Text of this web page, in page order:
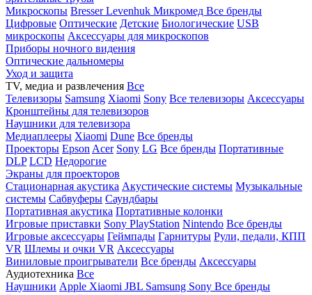
Микроскопы BresserLevenhuk Микромед Все бренды
Цифровые Оптические Детские Биологические USB
микроскопы Аксессуары для микроскопов
Приборы ночного видения
Оптические дальномеры
Уход и защита
TV, медиа и развлечения Все
Телевизоры Samsung Xiaomi Sony Все телевизоры Аксессуары
Кронштейны для телевизоров
Наушники для телевизора
Медиаплееры Xiaomi Dune Все бренды
Проекторы Epson Acer Sony LG Все бренды Портативные
DLP LCD Недорогие
Экраны для проекторов
Стационарная акустика Акустические системы Музыкальные
системы Сабвуферы Саундбары
Портативная акустика Портативные колонки
Игровые приставки Sony PlayStation Nintendo Все бренды
Игровые аксессуары Геймпады Гарнитуры Рули, педали, КПП
VR Шлемы и очки VR Аксессуары
Виниловые проигрыватели Все бренды Аксессуары
Аудиотехника Все
Наушники Apple Xiaomi JBL Samsung Sony Все бренды